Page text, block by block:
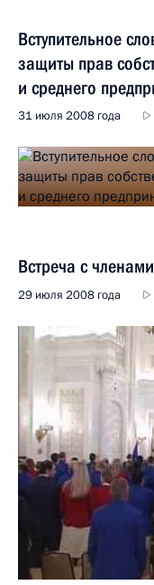
Вступительное
защиты прав
и среднего
31 июля 2008 года
Встреча с
29 июля 2008 года